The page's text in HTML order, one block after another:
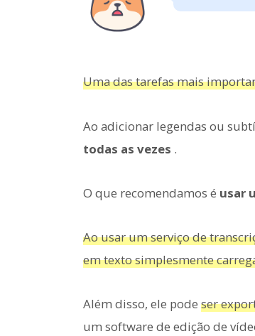
Uma das tarefas mais
Ao adicionar legendas ou
todas as vezes .
O que recomendamos é usar
Ao usar um serviço de
em texto simplesmente
Além disso, ele pode ser
um software de edição de